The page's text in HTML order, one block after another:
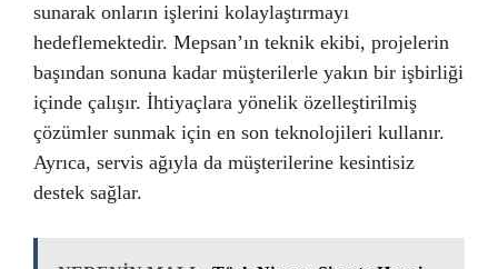
sunarak onların işlerini kolaylaştırmayı
hedeflemektedir. Mepsan’ın teknik ekibi, projelerin
başından sonuna kadar müşterilerle yakın bir işbirliği
içinde çalışır. İhtiyaçlara yönelik özelleştirilmiş
çözümler sunmak için en son teknolojileri kullanır.
Ayrıca, servis ağıyla da müşterilerine kesintisiz
destek sağlar.